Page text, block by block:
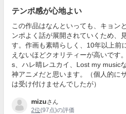
テンポ感が心地よい
この作品はなんといっても、キョン
ンポよく話が展開されていくため、
す。作画も素晴らしく、10年以上前
えないほどクオリティーが高いです
s、ハレ晴レユカイ、Lost my music
神アニメだと思います。（個人的に
は受け付けませんでしたが）
mizuさん
2位(97点)の評価